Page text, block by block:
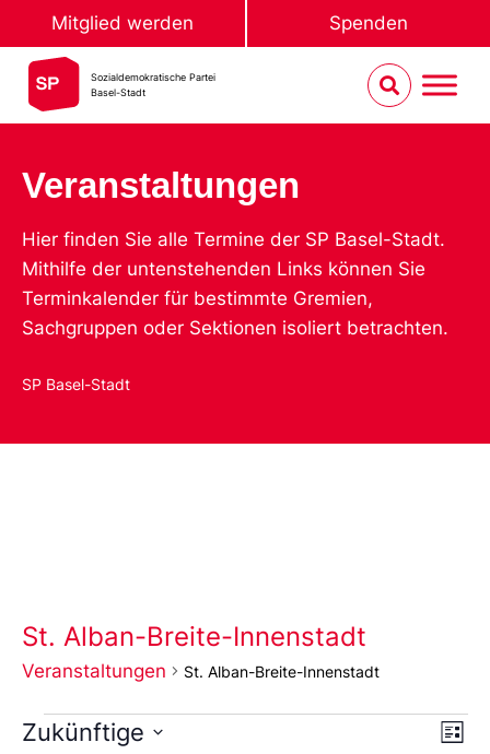
Mitglied werden Spenden
Sozialdemokratische Partei
Basel-Stadt
Veranstaltungen
Hier finden Sie alle Termine der SP Basel-Stadt.
Mithilfe der untenstehenden Links können Sie
Terminkalender für bestimmte Gremien,
Sachgruppen oder Sektionen isoliert betrachten.
SP Basel-Stadt
St. Alban-Breite-Innenstadt
Veranstaltungen St. Alban-Breite-Innenstadt
Liste
Zukünftige